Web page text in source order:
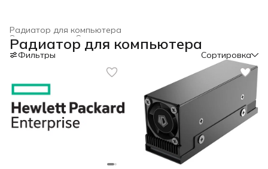
Радиатор для компьютера
Системы охлаждения для компьютеров
Электроника
Главная ›
Радиатор для компьютера
Фильтры Сортировка